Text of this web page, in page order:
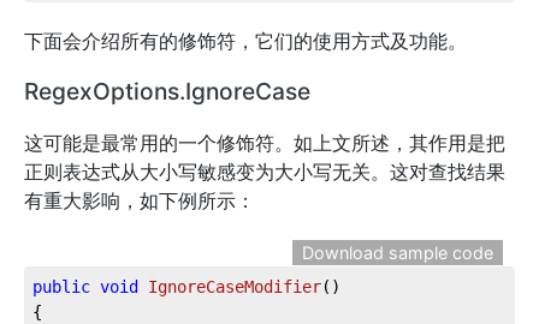
下面会介绍所有的修饰符，它们的使用方式及功能。
RegexOptions.IgnoreCase
这可能是最常用的一个修饰符。如上文所述，其作用是把
正则表达式从大小写敏感变为大小写无关。这对查找结果
有重大影响，如下例所示：
Download sample code
public void IgnoreCaseModifier( )
{